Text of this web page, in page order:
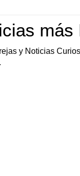
más
y Noticias